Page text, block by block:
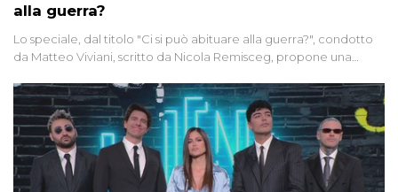
alla guerra?
Lo speciale, dal titolo "Ci si può abituare alla guerra?", condotto
da Matteo Viviani, scritto da Nicola Remisceg, propone una
di settore - su quanto la guerra sia diventata una realtà pervasiva.
Anche se l'Italia non è direttamente coinvolta in conflitti armati, il
contesto globale rende impossibile considerarla un fenomeno
lontano.